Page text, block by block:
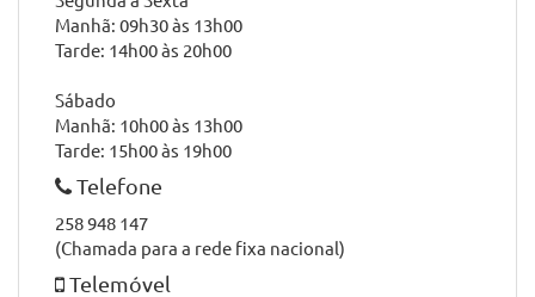
Manhã: 09h30 às 13h00
Tarde: 14h00 às 20h00
Sábado
Manhã: 10h00 às 13h00
Tarde: 15h00 às 19h00
Telefone
258 948 147
(Chamada para a rede fixa nacional)
Telemóvel